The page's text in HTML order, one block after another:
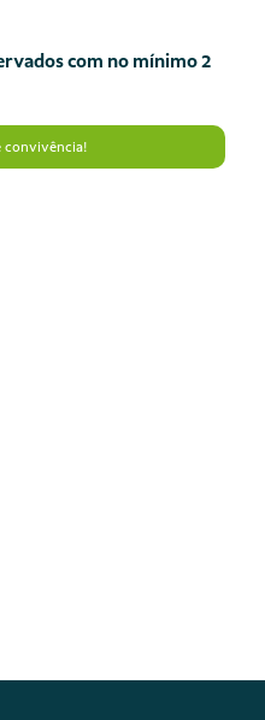
com no mínimo 2
convivência!